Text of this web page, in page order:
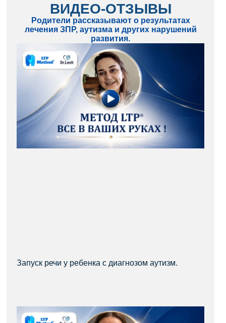
ВИДЕО-ОТЗЫВЫ
Родители рассказывают о результатах
лечения ЗПР, аутизма и других нарушений
развития.
Запуск речи у ребенка с диагнозом аутизм.